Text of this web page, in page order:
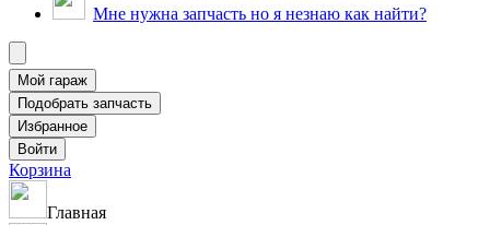
Мне нужна запчасть но я незнаю как найти?
Корзина
Главная